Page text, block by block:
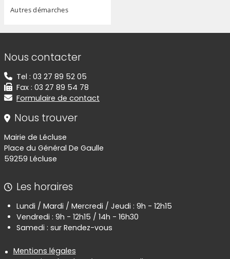
Autres démarches
Informations de contact
Nous contacter
Tel : 03 27 89 52 05
Fax : 03 27 89 54 78
Formulaire de contact
Nous trouver
Mairie de Lécluse
Place du Général De Gaulle
59259 Lécluse
Les horaires
Lundi / Mardi / Mercredi / Jeudi : 9h - 12h15
Vendredi : 9h - 12h15 / 14h - 16h30
Samedi : sur Rendez-vous
Informations réglementaires
Mentions légales